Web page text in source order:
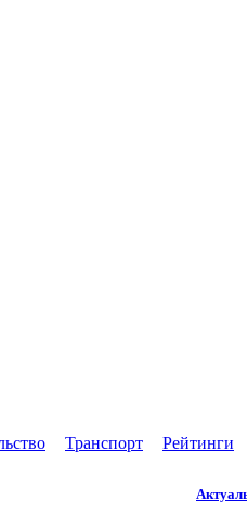
Транспорт Рейтинги